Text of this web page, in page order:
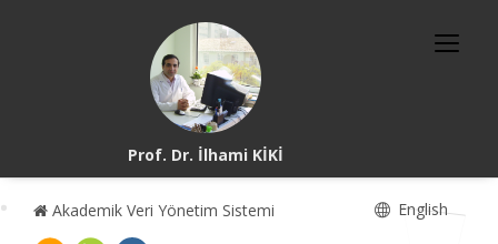
Prof. Dr. İlhami KİKİ
Akademik Veri Yönetim Sistemi English